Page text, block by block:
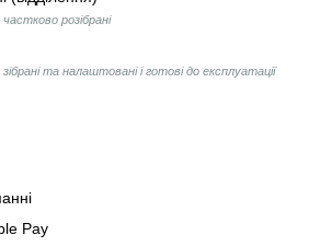
розібрані
та налаштовані і готові до експлуатації
Pay